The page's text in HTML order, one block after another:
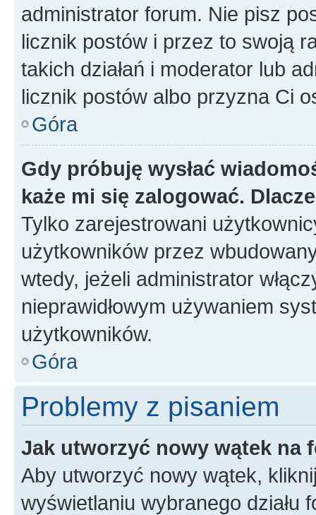
administrator forum. Nie pisz
licznik postów i przez to swoją
takich działań i moderator lub
licznik postów albo przyzna Ci
Góra
Gdy próbuję wysłać
każe mi się zalogować.
Tylko zarejestrowani
użytkowników przez
wtedy, jeżeli administrator
nieprawidłowym używaniem
użytkowników.
Góra
Problemy z pisaniem
Jak utworzyć nowy wątek na
Aby utworzyć nowy wątek,
wyświetlaniu wybranego działu